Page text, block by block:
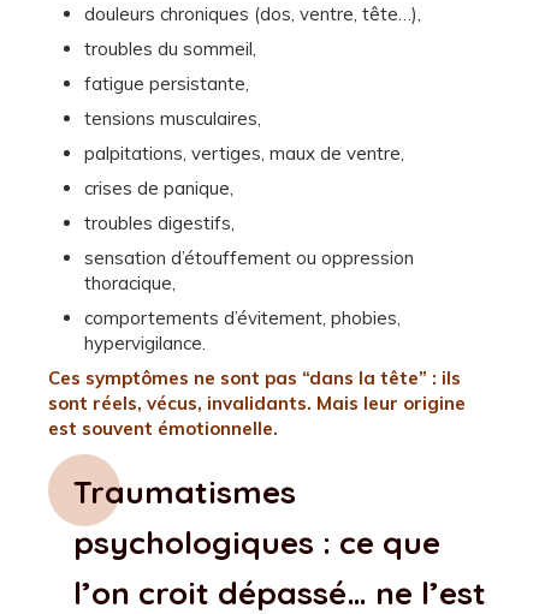
douleurs chroniques (dos, ventre, tête…),
troubles du sommeil,
fatigue persistante,
tensions musculaires,
palpitations, vertiges, maux de ventre,
crises de panique,
troubles digestifs,
sensation d’étouffement ou oppression
thoracique,
comportements d’évitement, phobies,
hypervigilance.
Ces symptômes ne sont pas “dans la tête” : ils
sont réels, vécus, invalidants. Mais leur origine
est souvent émotionnelle.
Traumatismes
psychologiques : ce que
l’on croit dépassé… ne l’est